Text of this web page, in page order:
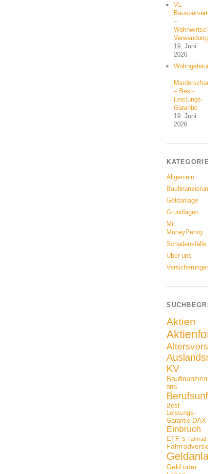
VL-
Bausparvertrag
–
Verwendung?
19. Juni
2026
Wohngebäude
–
Marderschaden
– Best-
Leistungs-
Garantie
19. Juni
2026
KATEGORIEN
Allgemein
Baufinanzierung
Geldanlage
Grundlagen
Mr.
MoneyPenny
Schadensfälle
Über uns
Versicherungen
Aktien
KV
Baufinanzierung
BBG
Best-
Leistungs-
Garantie DAX
Einbruch
ETF´s Fahrrad
Geld oder